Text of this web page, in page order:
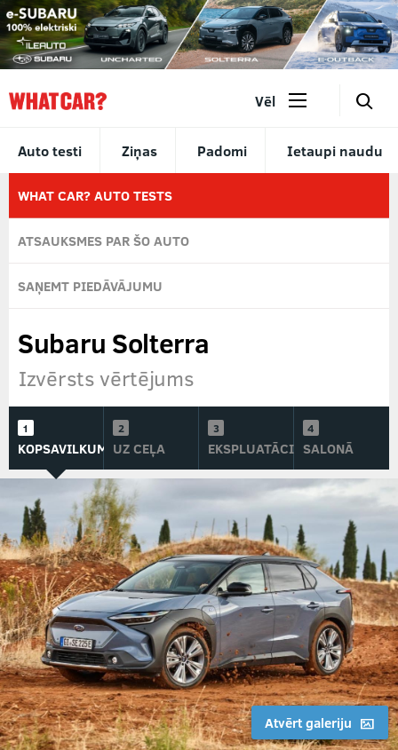
Auto testi Ziņas Padomi Ietaupi naudu
Vēl 🔎
WHAT CAR? AUTO TESTS
ATSAUKSMES PAR ŠO AUTO
SAŅEMT PIEDĀVĀJUMU
Subaru Solterra
Izvērsts vērtējums
KOPSAVILKUMSUZ CEĻA EKSPLUATĀCIJĀSALONĀ
Atvērt galeriju